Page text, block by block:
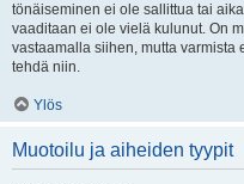
tönäiseminen ei ole sallittua tai
vaaditaan ei ole vielä kulunut. On
vastaamalla siihen, mutta varmista
tehdä niin.
Ylös
Muotoilu ja aiheiden tyypit